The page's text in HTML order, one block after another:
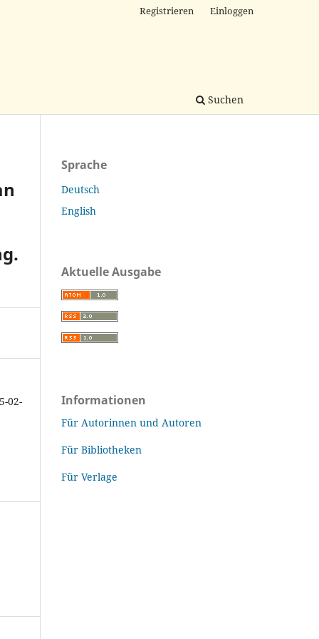
Suchen
Registrieren Einloggen
02-
Sprache
Deutsch
English
Aktuelle Ausgabe
Informationen
Für Autorinnen und Autoren
Für Bibliotheken
Für Verlage